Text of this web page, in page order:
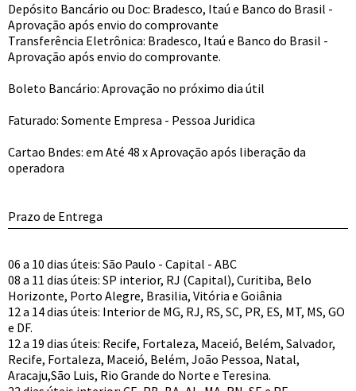
Depósito Bancário ou Doc: Bradesco, Itaú e Banco do Brasil -
Aprovação após envio do comprovante
Transferência Eletrônica: Bradesco, Itaú e Banco do Brasil -
Aprovação após envio do comprovante.
Boleto Bancário: Aprovação no próximo dia útil
Faturado: Somente Empresa - Pessoa Juridica
Cartao Bndes: em Até 48 x Aprovação após liberação da
operadora
Prazo de Entrega
06 a 10 dias úteis: São Paulo - Capital - ABC
08 a 11 dias úteis: SP interior, RJ (Capital), Curitiba, Belo
Horizonte, Porto Alegre, Brasilia, Vitória e Goiânia
12 a 14 dias úteis: Interior de MG, RJ, RS, SC, PR, ES, MT, MS, GO
e DF.
12 a 19 dias úteis: Recife, Fortaleza, Maceió, Belém, Salvador,
Recife, Fortaleza, Maceió, Belém, João Pessoa, Natal,
Aracaju,São Luis, Rio Grande do Norte e Teresina.